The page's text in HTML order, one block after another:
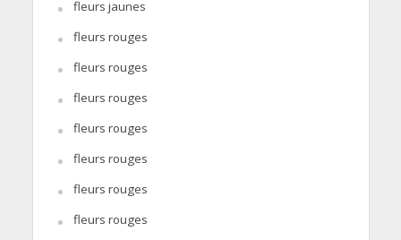
fleurs jaunes
fleurs rouges
fleurs rouges
fleurs rouges
fleurs rouges
fleurs rouges
fleurs rouges
fleurs rouges